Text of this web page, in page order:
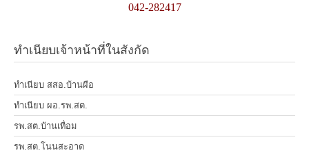
042-282417
ทำเนียบเจ้าหน้าที่ในสังกัด
ทำเนียบ สสอ.บ้านผือ
ทำเนียบ ผอ.รพ.สต.
รพ.สต.บ้านเทื่อม
รพ.สต.โนนสะอาด